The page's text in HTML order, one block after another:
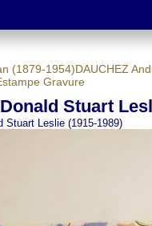
(1879-1954)DAUCHEZ
Gravure
Stuart
Stuart Leslie (1915-1989)